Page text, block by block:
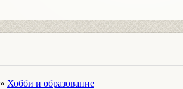
» Хобби и образование